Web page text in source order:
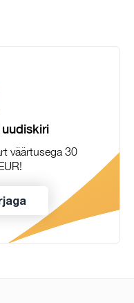
uudiskiri
väärtusega 30